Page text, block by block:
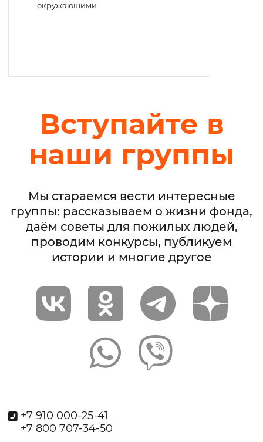
окружающими.
Вступайте в
наши группы
Мы стараемся вести интересные
группы: рассказываем о жизни фонда,
даём советы для пожилых людей,
проводим конкурсы, публикуем
истории и многие другое
+7 910 000-25-41
+7 800 707-34-50